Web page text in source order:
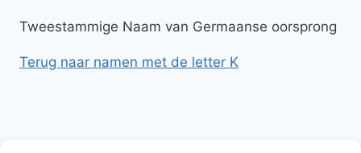
Tweestammige Naam van Germaanse oorsprong
Terug naar namen met de letter K